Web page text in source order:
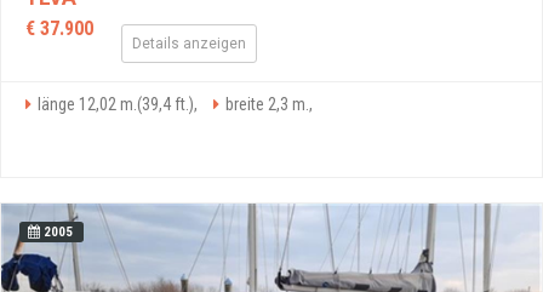
€ 37.900
Details anzeigen
länge 12,02 m.(39,4 ft.), breite 2,3 m.,
2005